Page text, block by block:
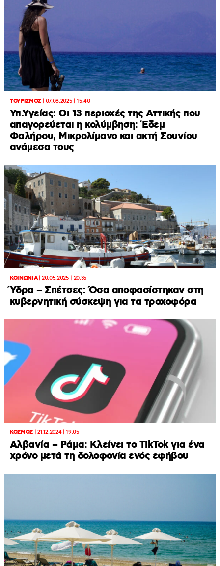
ΤΟΥΡΙΣΜΟΣ| 07.08.2025 | 15:40
Υπ.Υγείας: Oι 13 περιοχές της Αττικής που
απαγορεύεται η κολύμβηση: Έδεμ
Φαλήρου, Μικρολίμανο και ακτή Σουνίου
ανάμεσα τους
ΚΟΙΝΩΝΙΑ|20.05.2025 | 20:35
Ύδρα – Σπέτσες: Όσα αποφασίστηκαν στη
κυβερνητική σύσκεψη για τα τροχοφόρα
ΚΟΣΜΟΣ| 21.12.2024 | 19:05
Αλβανία – Ράμα: Κλείνει το TikTok για ένα
χρόνο μετά τη δολοφονία ενός εφήβου